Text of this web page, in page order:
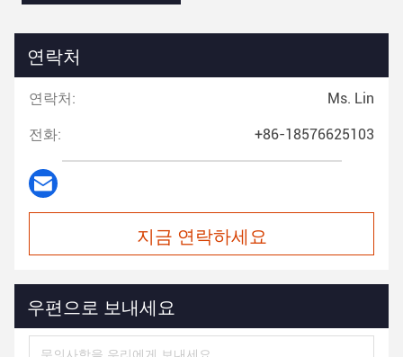
연락처
연락처: Ms. Lin
전화: +86-18576625103
지금 연락하세요
우편으로 보내세요